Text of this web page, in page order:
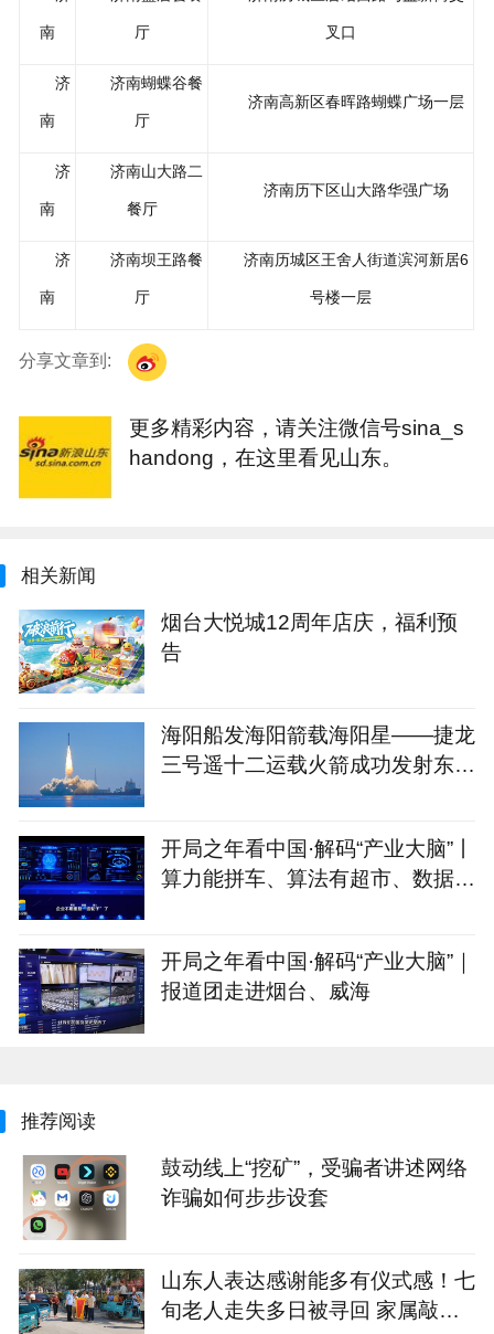
南 厅 叉口
济
南
济南蝴蝶谷餐
厅
济南高新区春晖路蝴蝶广场一层
济
南
济南山大路二
餐厅
济南历下区山大路华强广场
济
南
济南坝王路餐
厅
济南历城区王舍人街道滨河新居6
号楼一层
分享文章到:
更多精彩内容，请关注微信号sina_s
handong，在这里看见山东。
相关新闻
烟台大悦城12周年店庆，福利预
告
海阳船发海阳箭载海阳星——捷龙
三号遥十二运载火箭成功发射东方
开局之年看中国·解码“产业大脑”丨
算力能拼车、算法有超市、数据不
开局之年看中国·解码“产业大脑”｜
报道团走进烟台、威海
推荐阅读
鼓动线上“挖矿”，受骗者讲述网络
诈骗如何步步设套
山东人表达感谢能多有仪式感！七
旬老人走失多日被寻回 家属敲锣